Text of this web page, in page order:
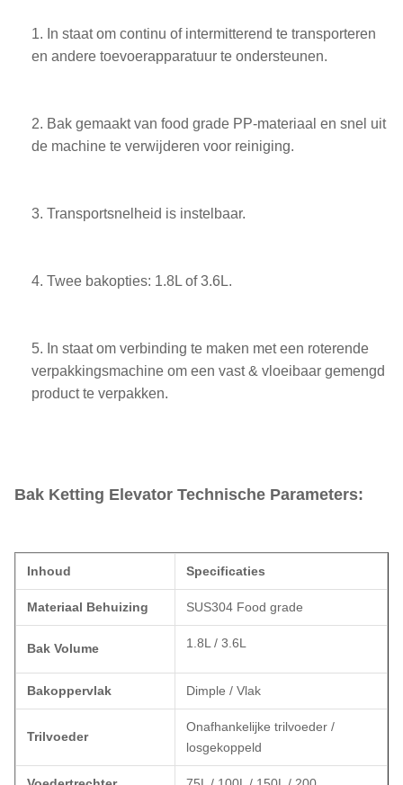
1. In staat om continu of intermitterend te transporteren
en andere toevoerapparatuur te ondersteunen.
2. Bak gemaakt van food grade PP-materiaal en snel uit
de machine te verwijderen voor reiniging.
3. Transportsnelheid is instelbaar.
4. Twee bakopties: 1.8L of 3.6L.
5. In staat om verbinding te maken met een roterende
verpakkingsmachine om een vast & vloeibaar gemengd
product te verpakken.
Bak Ketting Elevator Technische Parameters:
Inhoud Specificaties
Materiaal Behuizing SUS304 Food grade
Bak Volume 1.8L / 3.6L
Bakoppervlak Dimple / Vlak
Trilvoeder
Onafhankelijke trilvoeder /
losgekoppeld